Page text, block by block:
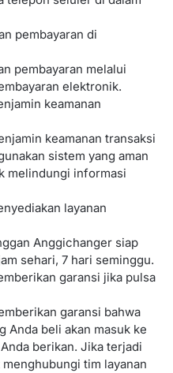
pembayaran di
pembayaran melalui
elektronik.
keamanan
keamanan transaksi
sistem yang aman
melindungi informasi
layanan
Anggichanger siap
sehari, 7 hari seminggu.
garansi jika pulsa
garansi bahwa
Anda beli akan masuk ke
berikan. Jika terjadi
menghubungi tim layanan